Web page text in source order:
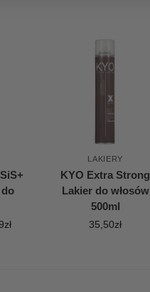
do
zł
LAKIERY
KYO Extra Strong
Lakier do włosów
500ml
35,50zł